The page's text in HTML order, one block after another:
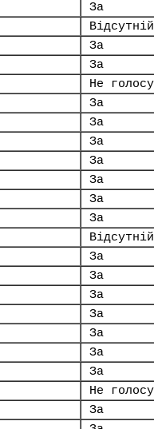
За
Відсутній
За
За
Не
За
За
За
За
За
За
За
Відсутній
За
За
За
За
За
За
За
Не
За